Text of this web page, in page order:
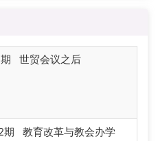
世贸会议之后
期 教育改革与教会办学